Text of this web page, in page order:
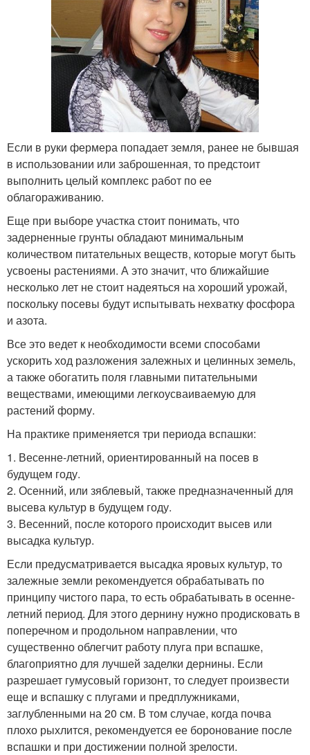
Если в руки фермера попадает земля, ранее не бывшая
в использовании или заброшенная, то предстоит
выполнить целый комплекс работ по ее
облагораживанию.
Еще при выборе участка стоит понимать, что
задерненные грунты обладают минимальным
количеством питательных веществ, которые могут быть
усвоены растениями. А это значит, что ближайшие
несколько лет не стоит надеяться на хороший урожай,
поскольку посевы будут испытывать нехватку фосфора
и азота.
Все это ведет к необходимости всеми способами
ускорить ход разложения залежных и целинных земель,
а также обогатить поля главными питательными
веществами, имеющими легкоусваиваемую для
растений форму.
На практике применяется три периода вспашки:
1. Весенне-летний, ориентированный на посев в
будущем году.
2. Осенний, или зяблевый, также предназначенный для
высева культур в будущем году.
3. Весенний, после которого происходит высев или
высадка культур.
Если предусматривается высадка яровых культур, то
залежные земли рекомендуется обрабатывать по
принципу чистого пара, то есть обрабатывать в осенне-
летний период. Для этого дернину нужно продисковать в
поперечном и продольном направлении, что
существенно облегчит работу плуга при вспашке,
благоприятно для лучшей заделки дернины. Если
разрешает гумусовый горизонт, то следует произвести
еще и вспашку с плугами и предплужниками,
заглубленными на 20 см. В том случае, когда почва
плохо рыхлится, рекомендуется ее боронование после
вспашки и при достижении полной зрелости.